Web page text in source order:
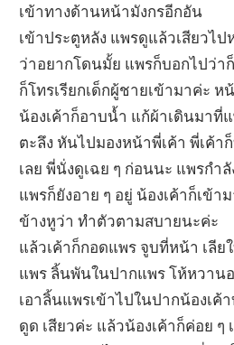
เข้าทางด้านหน้ามังกรอีกอัน
เข้าประตูหลัง แพรดูแล้วเสียวไป
ว่าอยากโดนมั้ย แพรก็บอกไปว่า
ก็โทรเรียกเด็กผู้ชายเข้ามาค่ะ
น้องเค้าก็อาบน้ำ แก้ผ้าเดินมาที่
ตะลึง หันไปมองหน้าพี่เค้า พี่เค้า
เลย พี่นั่งดูเฉย ๆ ก่อนนะ แพรกำ
แพรก็ยังอาย ๆ อยู่ น้องเค้าก็เข้
ข้างหูว่า ทำตัวตามสบายนะค่ะ
แล้วเค้าก็กอดแพร จูบที่หน้า เลี
แพร ลิ้นพันในปากแพร โห้หวาน
เอาลิ้นแพรเข้าไปในปากน้องเค้
ดูด เสียวค่ะ แล้วน้องเค้าก็ค่อย